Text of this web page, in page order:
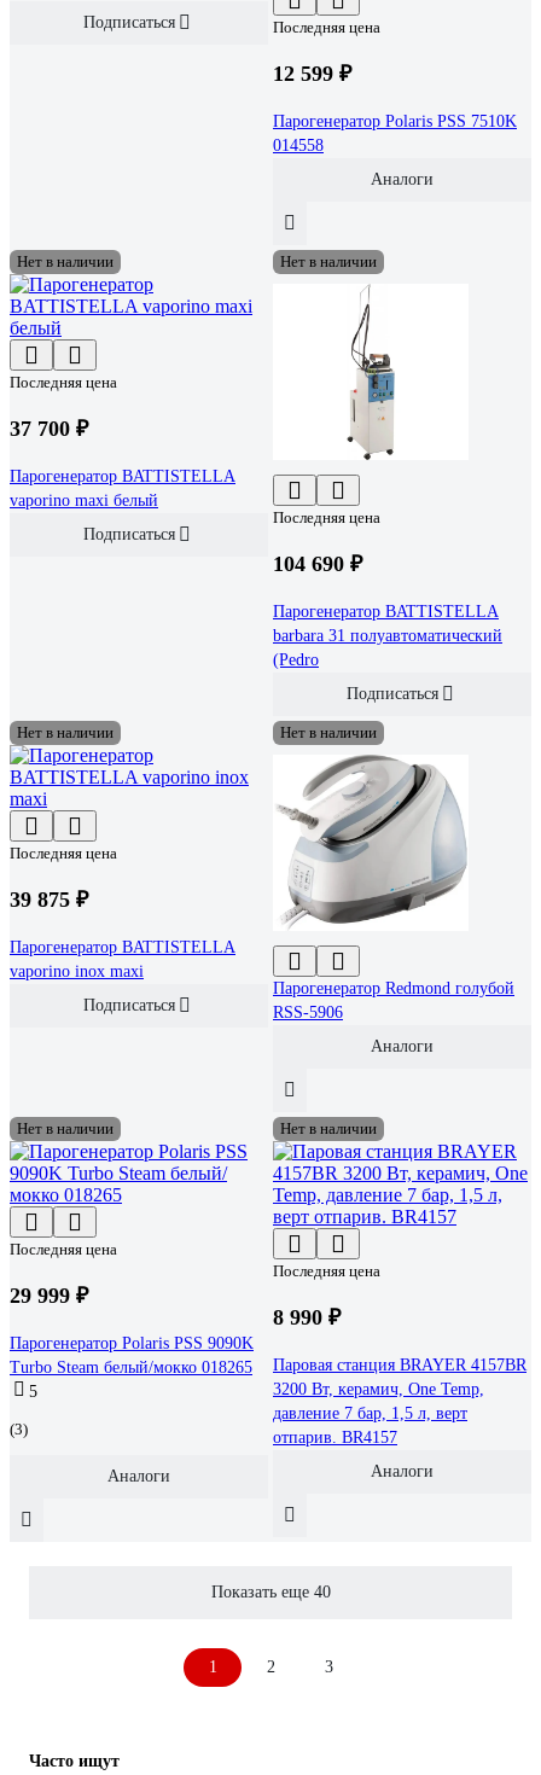
Подписаться
Последняя цена
12 599 ₽
Парогенератор Polaris PSS 7510K
014558
Аналоги
Нет в наличии
Последняя цена
37 700 ₽
Парогенератор BATTISTELLA
vaporino maxi белый
Подписаться
Нет в наличии
Последняя цена
104 690 ₽
Парогенератор BATTISTELLA
barbara 31 полуавтоматический
(Pedro
Подписаться
Нет в наличии
Последняя цена
39 875 ₽
Парогенератор BATTISTELLA
vaporino inox maxi
Подписаться
Нет в наличии
Парогенератор Redmond голубой
RSS-5906
Аналоги
Нет в наличии
Последняя цена
29 999 ₽
Парогенератор Polaris PSS 9090K
Turbo Steam белый/мокко 018265
5
(3)
Аналоги
Нет в наличии
Последняя цена
8 990 ₽
Паровая станция BRAYER 4157BR
3200 Вт, керамич, One Temp,
давление 7 бар, 1,5 л, верт
отпарив. BR4157
Аналоги
Показать еще 40
1 2 3
Часто ищут